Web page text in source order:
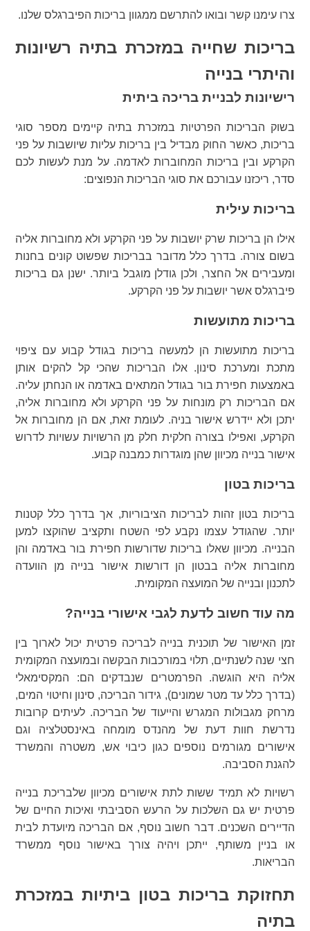
צרו עימנו קשר ובואו להתרשם ממגוון בריכות הפיברגלס שלנו.
בריכות שחייה במזכרת בתיה רשיונות
והיתרי בנייה
רישיונות לבניית בריכה ביתית
בשוק הבריכות הפרטיות במזכרת בתיה קיימים מספר סוגי
בריכות, כאשר החוק מבדיל בין בריכות עליות שיושבות על פני
הקרקע ובין בריכות המחוברות לאדמה. על מנת לעשות לכם
סדר, ריכזנו עבורכם את סוגי הבריכות הנפוצים:
בריכות עילית
אילו הן בריכות שרק יושבות על פני הקרקע ולא מחוברות אליה
בשום צורה. בדרך כלל מדובר בבריכות שפשוט קונים בחנות
ומעבירים אל החצר, ולכן גודלן מוגבל ביותר. ישנן גם בריכות
פיברגלס אשר יושבות על פני הקרקע.
בריכות מתועשות
בריכות מתועשות הן למעשה בריכות בגודל קבוע עם ציפוי
מתכת ומערכת סינון. אלו הבריכות שהכי קל להקים אותן
באמצעות חפירת בור בגודל המתאים באדמה או הנחתן עליה.
אם הבריכות רק מונחות על פני הקרקע ולא מחוברות אליה,
יתכן ולא יידרש אישור בניה. לעומת זאת, אם הן מחוברות אל
הקרקע, ואפילו בצורה חלקית חלק מן הרשויות עשויות לדרוש
אישור בנייה מכיוון שהן מוגדרות כמבנה קבוע.
בריכות בטון
בריכות בטון זהות לבריכות הציבוריות, אך בדרך כלל קטנות
יותר. שהגודל עצמו נקבע לפי השטח ותקציב שהוקצו למען
הבנייה. מכיוון שאלו בריכות שדורשות חפירת בור באדמה והן
מחוברות אליה בבטון הן דורשות אישור בנייה מן הוועדה
לתכנון ובנייה של המועצה המקומית.
מה עוד חשוב לדעת לגבי אישורי בנייה?
זמן האישור של תוכנית בנייה לבריכה פרטית יכול לארוך בין
חצי שנה לשנתיים, תלוי במורכבות הבקשה ובמועצה המקומית
אליה היא הוגשה. הפרמטרים שנבדקים הם: המקסימאלי
(בדרך כלל עד מטר שמונים), גידור הבריכה, סינון וחיטוי המים,
מרחק מגבולות המגרש והייעוד של הבריכה. לעיתים קרובות
נדרשת חוות דעת של מהנדס מומחה באינסטלציה וגם
אישורים מגורמים נוספים כגון כיבוי אש, משטרה והמשרד
להגנת הסביבה.
רשויות לא תמיד ששות לתת אישורים מכיוון שלבריכת בנייה
פרטית יש גם השלכות על הרעש הסביבתי ואיכות החיים של
הדיירים השכנים. דבר חשוב נוסף, אם הבריכה מיועדת לבית
או בניין משותף, ייתכן ויהיה צורך באישור נוסף ממשרד
הבריאות.
תחזוקת בריכות בטון ביתיות במזכרת
בתיה